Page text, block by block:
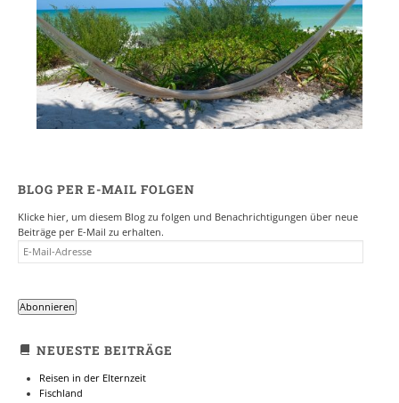
BLOG PER E-MAIL FOLGEN
Klicke hier, um diesem Blog zu folgen und Benachrichtigungen über neue
Beiträge per E-Mail zu erhalten.
E-
MAIL-
Abonnieren
NEUESTE BEITRÄGE
Reisen in der Elternzeit
Fischland